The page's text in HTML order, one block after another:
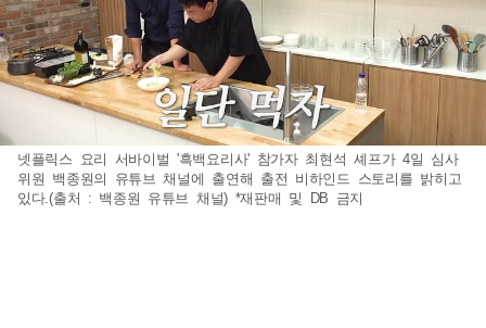
넷플릭스 요리 서바이벌 '흑백요리사' 참가자 최현석 셰프가 4일 심사
위원 백종원의 유튜브 채널에 출연해 출전 비하인드 스토리를 밝히고
있다.(출처 : 백종원 유튜브 채널) *재판매 및 DB 금지